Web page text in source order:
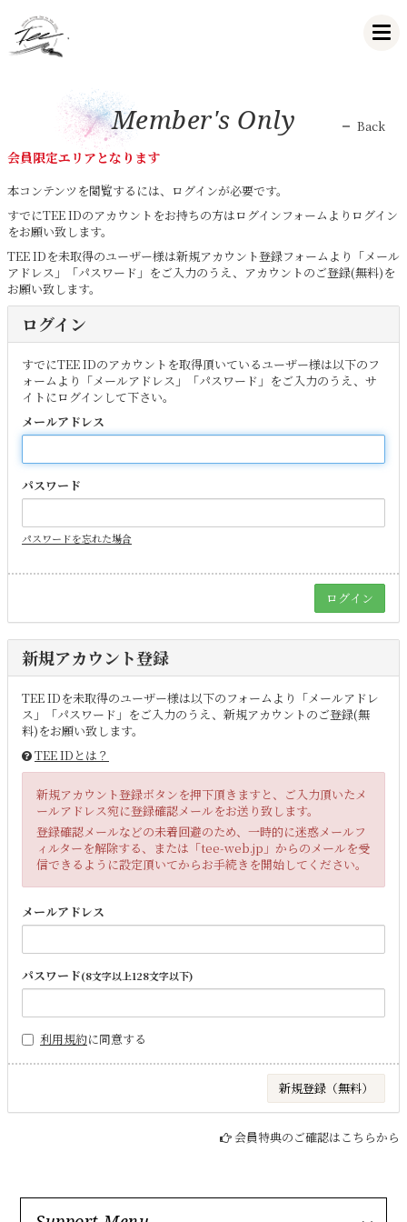
Member's Only Back
会員限定エリアとなります
本コンテンツを閲覧するには、ログインが必要です。
すでにTEE IDのアカウントをお持ちの方はログインフォームよりログイン
をお願い致します。
TEE IDを未取得のユーザー様は新規アカウント登録フォームより「メール
アドレス」「パスワード」をご入力のうえ、アカウントのご登録(無料)を
お願い致します。
ログイン
すでにTEE IDのアカウントを取得頂いているユーザー様は以下のフ
ォームより「メールアドレス」「パスワード」をご入力のうえ、サ
イトにログインして下さい。
メールアドレス
パスワード
パスワードを忘れた場合
新規アカウント登録
TEE IDを未取得のユーザー様は以下のフォームより「メールアドレ
ス」「パスワード」をご入力のうえ、新規アカウントのご登録(無
料)をお願い致します。
TEE IDとは？
新規アカウント登録ボタンを押下頂きますと、ご入力頂いたメ
ールアドレス宛に登録確認メールをお送り致します。
登録確認メールなどの未着回避のため、一時的に迷惑メールフ
ィルターを解除する、または「tee-web.jp」からのメールを受
信できるように設定頂いてからお手続きを開始してください。
メールアドレス
パスワード(8文字以上128文字以下)
利用規約に同意する
会員特典のご確認はこちらから